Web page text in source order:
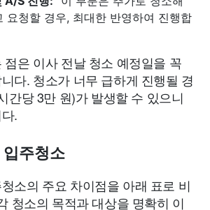
요청할 경우, 최대한 반영하여 진행합
점은 이사 전날 청소 예정일을 꼭
다. 청소가 너무 급하게 진행될 경
간당 3만 원)가 발생할 수 있으니
.
주청소
소의 주요 차이점을 아래 표로 비
청소의 목적과 대상을 명확히 이